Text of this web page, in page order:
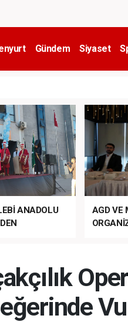
Gündem Siyaset
ANADOLU
AGD VE